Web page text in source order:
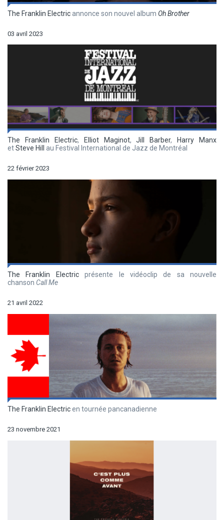
The Franklin Electric annonce son nouvel album Oh Brother
03 avril 2023
The Franklin Electric, Elliot Maginot,Jill Barber,
Harry Manx
etSteve Hill au Festival International de Jazz de Montréal
22 février 2023
The Franklin Electricprésente le vidéoclip de sa nouvelle
chanson Call Me
21 avril 2022
The Franklin Electricen tournée pancanadienne
23 novembre 2021